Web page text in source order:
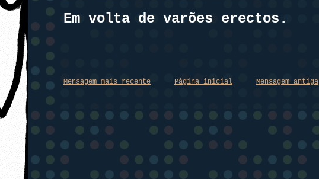
Em volta de varões erectos.
Mensagem mais recente Mensagem antiga
Página inicial